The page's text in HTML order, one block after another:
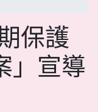
保護
」宣導